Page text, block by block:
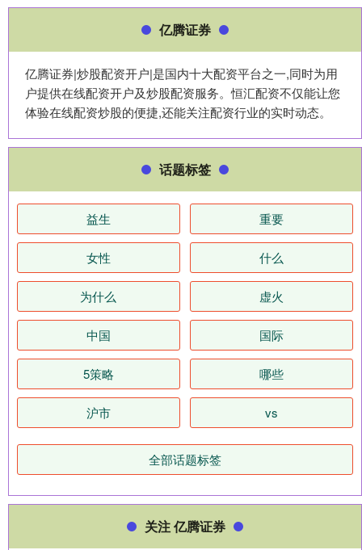
亿腾证券
亿腾证券|炒股配资开户|是国内十大配资平台之一,同时为用
户提供在线配资开户及炒股配资服务。恒汇配资不仅能让您
体验在线配资炒股的便捷,还能关注配资行业的实时动态。
话题标签
益生 重要
女性 什么
为什么 虚火
中国 国际
5策略 哪些
沪市 vs
全部话题标签
关注 亿腾证券